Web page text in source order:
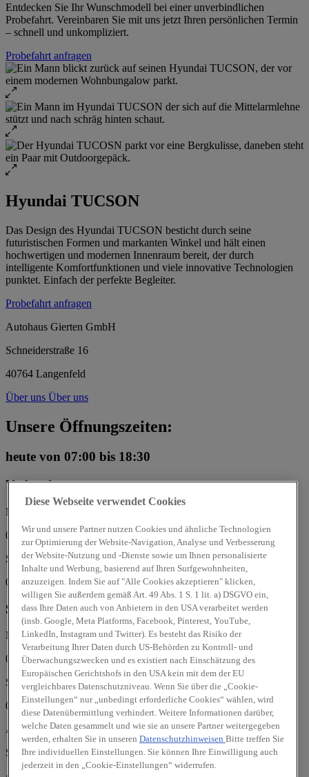
Entdecken Sie Ihr Wunschmodell bei einer unverbindlichen
Probefahrt. Vereinbaren Sie mit uns jetzt Ihren persönlichen Termin
– schnell und unkompliziert.
Probefahrt anfragen
Hyundai TUCSON
Das Design des Hyundai TUCSON besticht durch seine
futuristischen Formen und markanten Winkel und hält einen
hochwertigen und modernen Innenraum bereit, der durch
intelligente Komfortfunktionen und viele innovative Technologien
punktet. Einfach der perfekte Begleiter.
Probefahrt anfragen
Autohaus Gierten GmbH
Schneiderstraße 16
40764 Langenfeld
Über uns Über uns
Unsere Öffnungszeiten:
heute von 07:00 bis 18:30
Verkauf
Mo, Di, Mi, Do, Fr:
08:00 - 18:30 Uhr
Sa:
09:00 - 14:00 Uhr
Service
Mo, Di, Mi, Do, Fr:
07:00 - 18:30 Uhr
Sa:
08:00 - 14:00 Uhr
Autohaus Gierten GmbH
Schneiderstraße 16
Diese Webseite verwendet Cookies
Wir und unsere Partner nutzen Cookies und ähnliche Technologien
zur Optimierung der Website-Navigation, Analyse und Verbesserung
der Website-Nutzung und -Dienste sowie um Ihnen personalisierte
Inhalte und Werbung, basierend auf Ihren Surfgewohnheiten,
anzuzeigen. Indem Sie auf "Alle Cookies akzeptieren" klicken,
willigen Sie außerdem gemäß Art. 49 Abs. 1 S. 1 lit. a) DSGVO ein,
dass Ihre Daten auch von Anbietern in den USA verarbeitet werden
(insb. Google, Meta Platforms, Facebook, Pinterest, YouTube,
LinkedIn, Instagram und Twitter). Es besteht das Risiko der
Verarbeitung Ihrer Daten durch US-Behörden zu Kontroll- und
Überwachungszwecken und es existiert nach Einschätzung des
Europäischen Gerichtshofs in den USA kein mit dem der EU
vergleichbares Datenschutzniveau. Wenn Sie über die „Cookie-
Einstellungen“ nur „unbedingt erforderliche Cookies“ wählen, wird
diese Datenübermittlung verhindert. Weitere Informationen darüber,
welche Daten gesammelt und wie sie an unsere Partner weitergegeben
werden, erhalten Sie in unseren Datenschutzhinweisen Bitte treffen Sie
Ihre individuellen Einstellungen. Sie können Ihre Einwilligung auch
jederzeit in den „Cookie-Einstellungen“ widerrufen.